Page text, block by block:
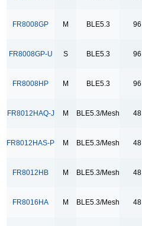
96
4
16
64
32
FR8008GP M BLE5.3 96
FR8008GP-U S BLE5.3 96
FR8008HP M BLE5.3 96
FR8012HAQ-J M BLE5.3/Mesh 48
FR8012HAS-P M BLE5.3/Mesh 48
FR8012HB M BLE5.3/Mesh 48
FR8016HA M BLE5.3/Mesh 48